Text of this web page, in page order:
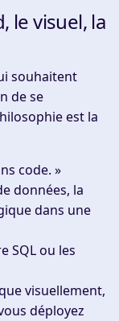
le visuel, la
souhaitent
de se
est la
code. »
données, la
dans une
SQL ou les
visuellement,
déployez